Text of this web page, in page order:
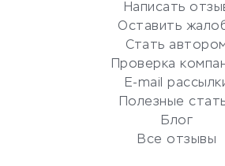
Репетиторство
Красота и здоровье
Сервисы по поиску работы
Сетевой маркетинг
УСЛУГИ ДЛЯ БИЗНЕСА
Написать
Оставить
Стать
Проверка
E-mail
Полезные
Блог
Все отзывы